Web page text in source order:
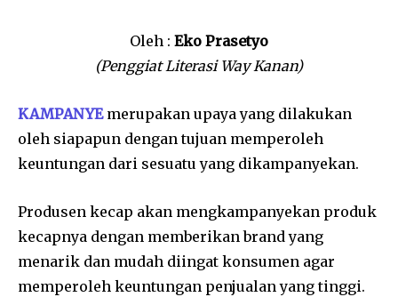
Oleh : Eko Prasetyo
(Penggiat Literasi Way Kanan)
KAMPANYEmerupakan upaya yang dilakukan
oleh siapapun dengan tujuan memperoleh
keuntungan dari sesuatu yang dikampanyekan.
Produsen kecap akan mengkampanyekan produk
kecapnya dengan memberikan brand yang
menarik dan mudah diingat konsumen agar
memperoleh keuntungan penjualan yang tinggi.